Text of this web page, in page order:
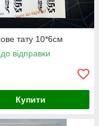
тату 10*6см
відправки
Купити